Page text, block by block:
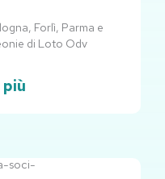
Forlì, Parma e
di Loto Odv
più